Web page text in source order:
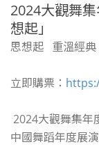
2024大觀舞
想起」
思想起 重溫經典
立即購票：
2024大觀舞集年
中國舞蹈年度展演